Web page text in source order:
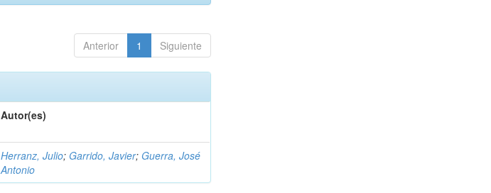
Anterior 1 Siguiente
Autor(es)
Herranz, Julio; Garrido, Javier; Guerra, José
Antonio